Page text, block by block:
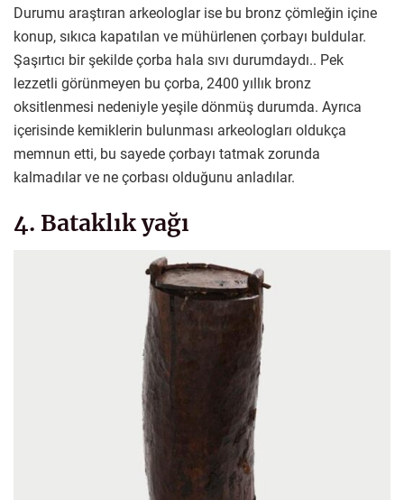
Durumu araştıran arkeologlar ise bu bronz çömleğin içine
konup, sıkıca kapatılan ve mühürlenen çorbayı buldular.
Şaşırtıcı bir şekilde çorba hala sıvı durumdaydı.. Pek
lezzetli görünmeyen bu çorba, 2400 yıllık bronz
oksitlenmesi nedeniyle yeşile dönmüş durumda. Ayrıca
içerisinde kemiklerin bulunması arkeologları oldukça
memnun etti, bu sayede çorbayı tatmak zorunda
kalmadılar ve ne çorbası olduğunu anladılar.
4. Bataklık yağı